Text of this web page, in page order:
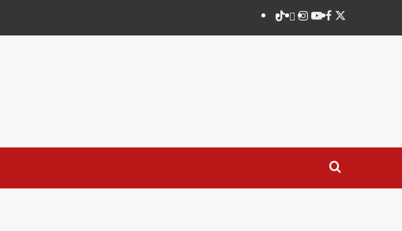
TikTok
threads
Instagram
Youtube
Facebook
X